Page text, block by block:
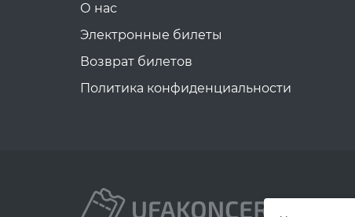
О нас
Электронные билеты
Возврат билетов
Политика конфиденциальности